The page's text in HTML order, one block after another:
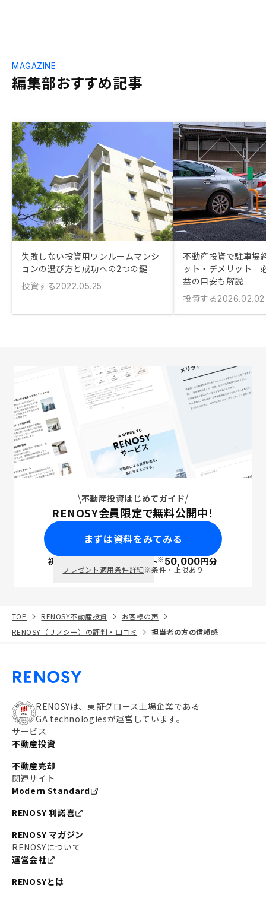
編集部おすすめ記事
MAGAZINE
失敗しない投資用ワンルームマンシ
ョンの選び方と成功への2つの鍵
投資する2022.05.25
不動産投資で駐車場
ット・デメリット｜
益の目安も解説
投資する2026.02.02
不動産投資はじめてガイド
RENOSY会員限定で無料公開中！
まずは資料をみてみる
初回面談で ポイント※50,000円分
プレゼント適用条件詳細※条件・上限あり
TOP RENOSY不動産投資
お客様の声
RENOSY（リノシー）の評判・口コミ
担当者の方の信頼感
RENOSYは、東証グロース上場企業である
GA technologiesが運営しています。
サービス
不動産投資
不動産売却
関連サイト
Modern Standard
RENOSY 利諾喜
RENOSY マガジン
RENOSYについて
運営会社
RENOSYとは